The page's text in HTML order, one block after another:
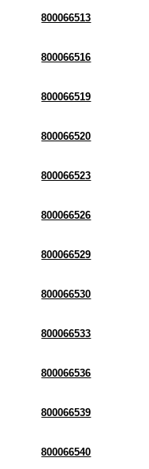
800066513
800066516
800066519
800066520
800066523
800066526
800066529
800066530
800066533
800066536
800066539
800066540